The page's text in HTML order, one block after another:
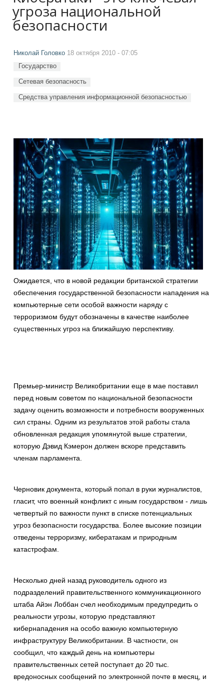
угроза национальной
безопасности
Николай Головко 18 октября 2010 - 07:05
Государство
Сетевая безопасность
Средства управления информационной безопасностью
Ожидается, что в новой редакции британской стратегии
обеспечения государственной безопасности нападения на
компьютерные сети особой важности наряду с
терроризмом будут обозначены в качестве наиболее
существенных угроз на ближайшую перспективу.
Премьер-министр Великобритании еще в мае поставил
перед новым советом по национальной безопасности
задачу оценить возможности и потребности вооруженных
сил страны. Одним из результатов этой работы стала
обновленная редакция упомянутой выше стратегии,
которую Дэвид Кэмерон должен вскоре представить
членам парламента.
Черновик документа, который попал в руки журналистов,
гласит, что военный конфликт с иным государством - лишь
четвертый по важности пункт в списке потенциальных
угроз безопасности государства. Более высокие позиции
отведены терроризму, кибератакам и природным
катастрофам.
Несколько дней назад руководитель одного из
подразделений правительственного коммуникационного
штаба Айэн Лоббан счел необходимым предупредить о
реальности угрозы, которую представляют
кибернападения на особо важную компьютерную
инфраструктуру Великобритании. В частности, он
сообщил, что каждый день на компьютеры
правительственных сетей поступает до 20 тыс.
вредоносных сообщений по электронной почте в месяц, и